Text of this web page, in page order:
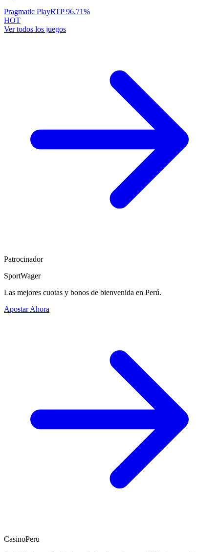
Pragmatic PlayRTP96.71%
HOT
Ver todos los juegos
Patrocinador
SportWager
Las mejores cuotas y bonos de bienvenida en Perú.
Apostar Ahora
CasinoPeru